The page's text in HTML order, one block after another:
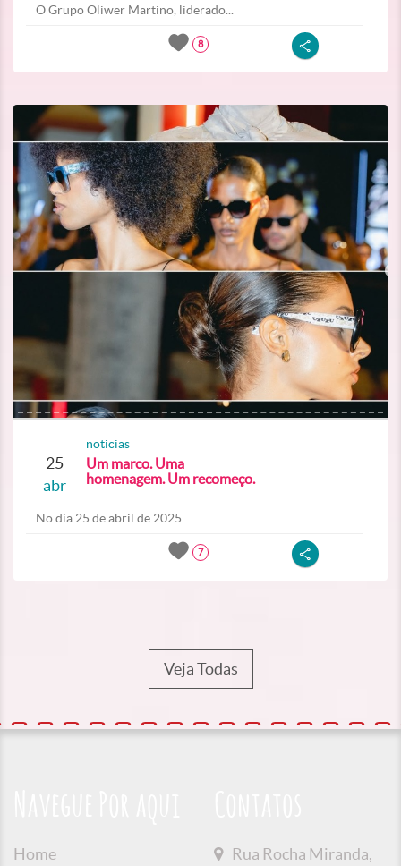
O Grupo Oliwer Martino, liderado...
8
25
abr
noticias
Um marco. Uma
homenagem. Um recomeço.
No dia 25 de abril de 2025...
7
Veja Todas
Home
Rua Rocha Miranda,